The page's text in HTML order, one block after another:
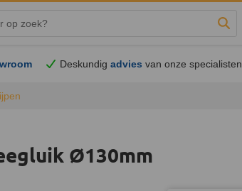
Deskundigadvies van onze specialisten
Ø130mm